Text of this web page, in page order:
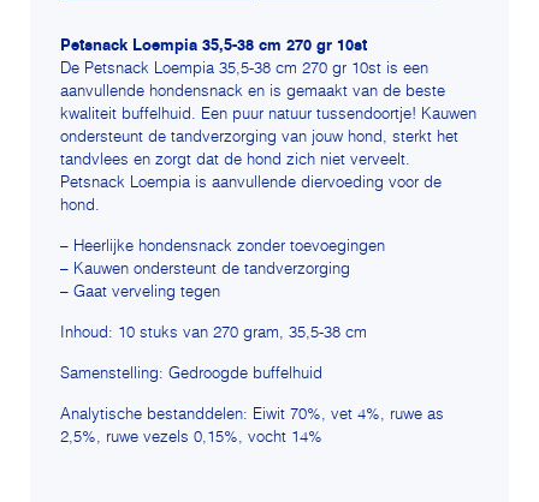
Petsnack Loempia 35,5-38 cm 270 gr 10st
De Petsnack Loempia 35,5-38 cm 270 gr 10st is een
aanvullende hondensnack en is gemaakt van de beste
kwaliteit buffelhuid. Een puur natuur tussendoortje! Kauwen
ondersteunt de tandverzorging van jouw hond, sterkt het
tandvlees en zorgt dat de hond zich niet verveelt.
Petsnack Loempia is aanvullende diervoeding voor de
hond.
– Heerlijke hondensnack zonder toevoegingen
– Kauwen ondersteunt de tandverzorging
– Gaat verveling tegen
Inhoud: 10 stuks van 270 gram, 35,5-38 cm
Samenstelling: Gedroogde buffelhuid
Analytische bestanddelen: Eiwit 70%, vet 4%, ruwe as
2,5%, ruwe vezels 0,15%, vocht 14%